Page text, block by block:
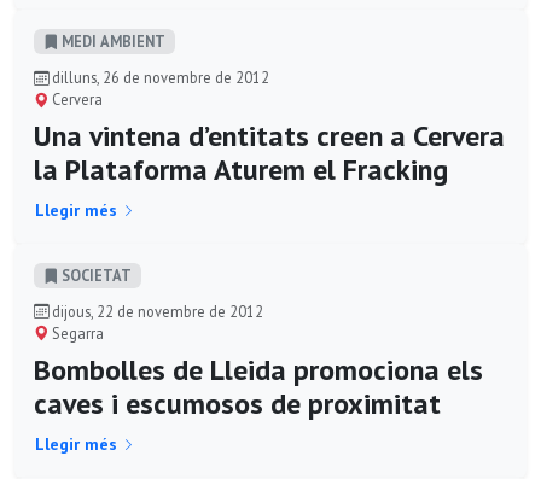
MEDI AMBIENT
dilluns, 26 de novembre de 2012
Cervera
Una vintena d’entitats creen a Cervera
la Plataforma Aturem el Fracking
Llegir més
SOCIETAT
dijous, 22 de novembre de 2012
Segarra
Bombolles de Lleida promociona els
caves i escumosos de proximitat
Llegir més